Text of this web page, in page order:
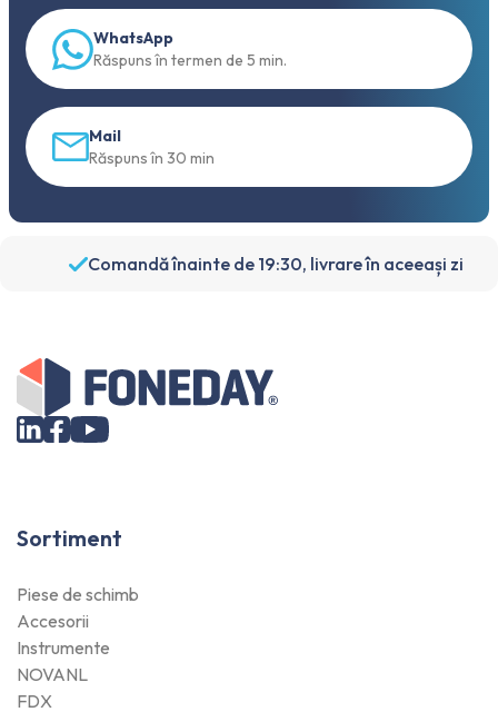
WhatsApp
Răspuns în termen de 5 min.
Mail
Răspuns în 30 min
Comandă înainte de 19:30, livrare în aceeași zi
Sortiment
Piese de schimb
Accesorii
Instrumente
NOVANL
FDX